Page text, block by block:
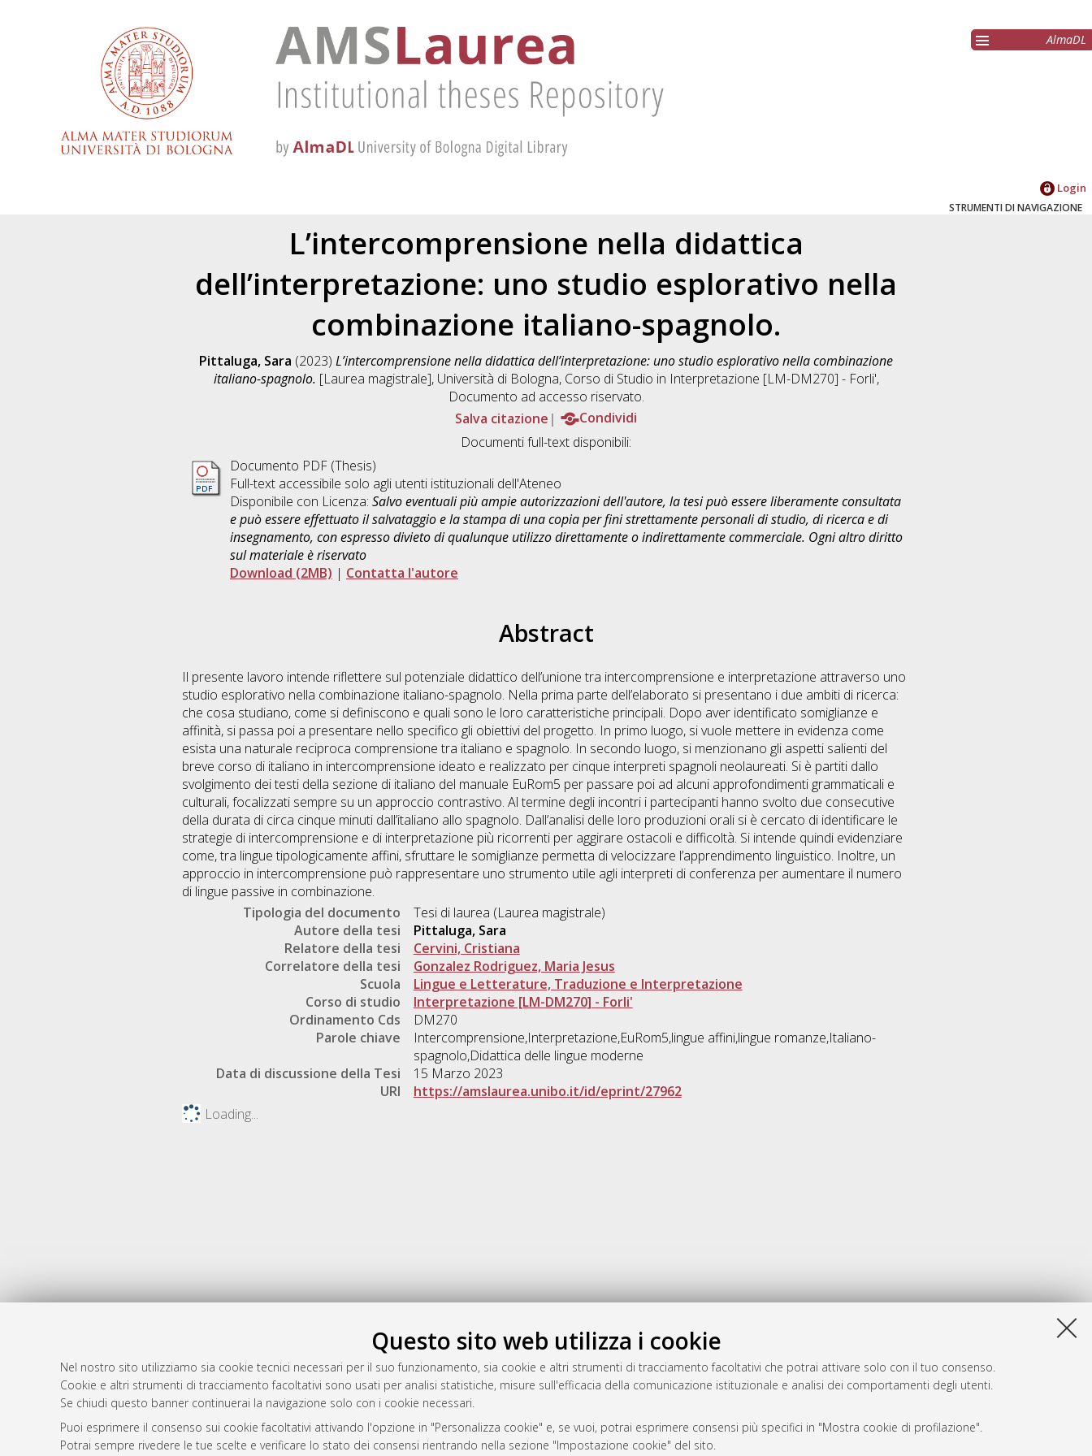
Questo sito web utilizza i cookie
Nel nostro sito utilizziamo sia cookie tecnici necessari per il suo funzionamento, sia cookie e altri strumenti di tracciamento facoltativi che potrai attivare solo con il tuo consenso.
Cookie e altri strumenti di tracciamento facoltativi sono usati per analisi statistiche, misure sull'efficacia della comunicazione istituzionale e analisi dei comportamenti degli utenti.
Se chiudi questo banner continuerai la navigazione solo con i cookie necessari.
Puoi esprimere il consenso sui cookie facoltativi attivando l'opzione in "Personalizza cookie" e, se vuoi, potrai esprimere consensi più specifici in "Mostra cookie di profilazione".
Potrai sempre rivedere le tue scelte e verificare lo stato dei consensi rientrando nella sezione "Impostazione cookie" del sito.
AlmaDL
Login
STRUMENTI DI NAVIGAZIONE
L’intercomprensione nella didattica
dell’interpretazione: uno studio esplorativo nella
combinazione italiano-spagnolo.
Pittaluga, Sara (2023) L’intercomprensione nella didattica dell’interpretazione: uno studio esplorativo nella combinazione
italiano-spagnolo. [Laurea magistrale], Università di Bologna, Corso di Studio in Interpretazione [LM-DM270] - Forli',
Documento ad accesso riservato.
Salva citazione
Condividi
Documenti full-text disponibili:
Documento PDF (Thesis)
Full-text accessibile solo agli utenti istituzionali dell'Ateneo
Disponibile con Licenza: Salvo eventuali più ampie autorizzazioni dell'autore, la tesi può essere liberamente consultata
e può essere effettuato il salvataggio e la stampa di una copia per fini strettamente personali di studio, di ricerca e di
insegnamento, con espresso divieto di qualunque utilizzo direttamente o indirettamente commerciale. Ogni altro diritto
sul materiale è riservato
Download (2MB) | Contatta l'autore
Abstract
Il presente lavoro intende riflettere sul potenziale didattico dell’unione tra intercomprensione e interpretazione attraverso uno
studio esplorativo nella combinazione italiano-spagnolo. Nella prima parte dell’elaborato si presentano i due ambiti di ricerca:
che cosa studiano, come si definiscono e quali sono le loro caratteristiche principali. Dopo aver identificato somiglianze e
affinità, si passa poi a presentare nello specifico gli obiettivi del progetto. In primo luogo, si vuole mettere in evidenza come
esista una naturale reciproca comprensione tra italiano e spagnolo. In secondo luogo, si menzionano gli aspetti salienti del
breve corso di italiano in intercomprensione ideato e realizzato per cinque interpreti spagnoli neolaureati. Si è partiti dallo
svolgimento dei testi della sezione di italiano del manuale EuRom5 per passare poi ad alcuni approfondimenti grammaticali e
culturali, focalizzati sempre su un approccio contrastivo. Al termine degli incontri i partecipanti hanno svolto due consecutive
della durata di circa cinque minuti dall’italiano allo spagnolo. Dall’analisi delle loro produzioni orali si è cercato di identificare le
strategie di intercomprensione e di interpretazione più ricorrenti per aggirare ostacoli e difficoltà. Si intende quindi evidenziare
come, tra lingue tipologicamente affini, sfruttare le somiglianze permetta di velocizzare l’apprendimento linguistico. Inoltre, un
approccio in intercomprensione può rappresentare uno strumento utile agli interpreti di conferenza per aumentare il numero
di lingue passive in combinazione.
Tipologia del documento
Tesi di laurea (Laurea magistrale)
Autore della tesi
Pittaluga, Sara
Relatore della tesi
Cervini, Cristiana
Correlatore della tesi
Gonzalez Rodriguez, Maria Jesus
Scuola
Lingue e Letterature, Traduzione e Interpretazione
Corso di studio
Interpretazione [LM-DM270] - Forli'
Ordinamento Cds
DM270
Parole chiave
Intercomprensione,Interpretazione,EuRom5,lingue affini,lingue romanze,Italiano-
spagnolo,Didattica delle lingue moderne
Data di discussione della Tesi
15 Marzo 2023
URI
https://amslaurea.unibo.it/id/eprint/27962
Loading...
Gestione del documento:
Atom
Rss 1.0
Rss 2.0
AMS Laurea
Servizio implementato e gestito da
Impostazioni Cookie
Informativa sulla privacy